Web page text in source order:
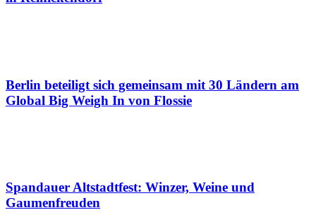
Berlin beteiligt sich gemeinsam mit 30 Ländern am
Global Big Weigh In von Flossie
Spandauer Altstadtfest: Winzer, Weine und
Gaumenfreuden